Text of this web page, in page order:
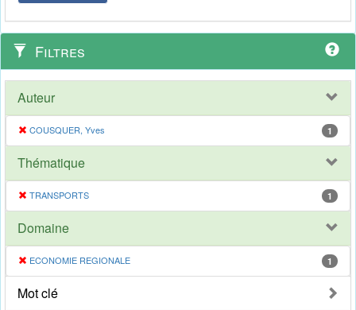
Filtres
Auteur
COUSQUER, Yves 1
Thématique
TRANSPORTS 1
Domaine
ECONOMIE REGIONALE 1
Mot clé